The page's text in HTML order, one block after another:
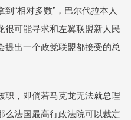
“相对多数”，巴尔代拉本人
很可能寻求和左翼联盟新人民
提出一个政党联盟都接受的总
，即倘若马克龙无法就总理
么法国最高行政法院可以裁定